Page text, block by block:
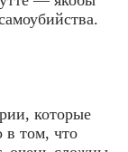
которые
в том, что